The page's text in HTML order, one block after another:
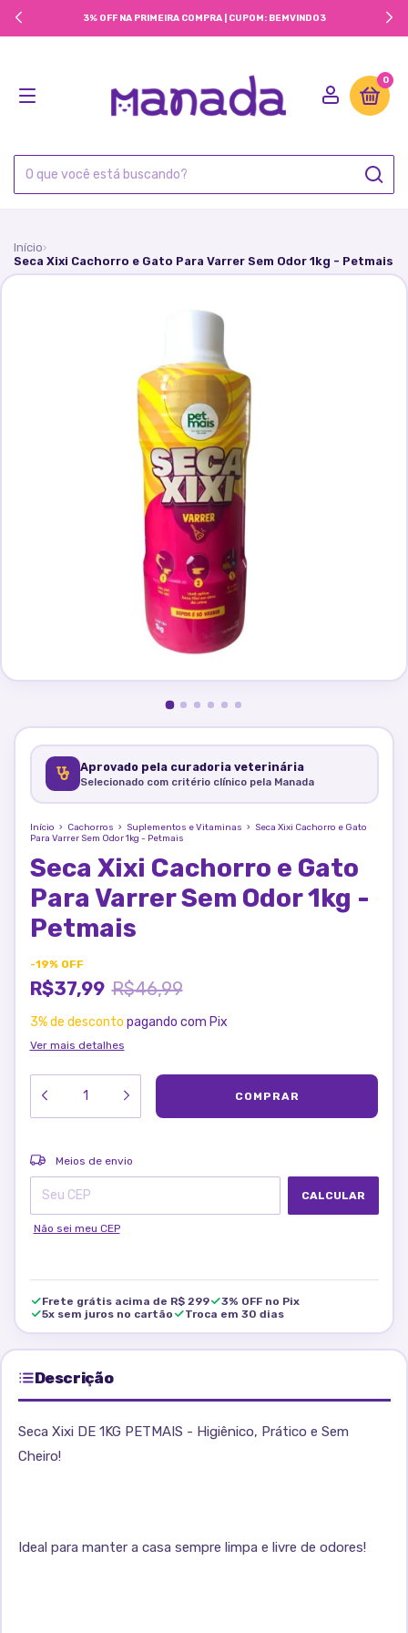
3% OFF NA PRIMEIRA COMPRA | CUPOM: BEMVINDO3
0
Início›
Seca Xixi Cachorro e Gato Para Varrer Sem Odor 1kg - Petmais
Aprovado pela curadoria veterinária
Selecionado com critério clínico pela Manada
Início › Cachorros › Suplementos e Vitaminas › Seca Xixi Cachorro e Gato
Para Varrer Sem Odor 1kg - Petmais
Seca Xixi Cachorro e Gato
Para Varrer Sem Odor 1kg -
Petmais
-19% OFF
R$37,99 R$46,99
3% de desconto pagando com Pix
Ver mais detalhes
Entregas para o CEP:
Meios de envio
CALCULAR
Não sei meu CEP
Frete grátis acima de R$ 299
3% OFF no Pix
5x sem juros no cartão
Troca em 30 dias
Descrição
Seca Xixi DE 1KG PETMAIS - Higiênico, Prático e Sem
Cheiro!
Ideal para manter a casa sempre limpa e livre de odores!